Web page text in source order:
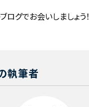
ログでお会いしましょう！
執筆者